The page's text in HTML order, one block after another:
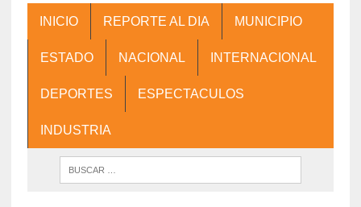
INICIO REPORTE AL DIA MUNICIPIO
ESTADO NACIONAL INTERNACIONAL
DEPORTES ESPECTACULOS
INDUSTRIA